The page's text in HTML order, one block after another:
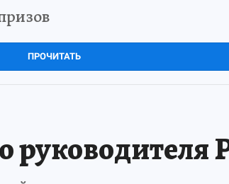
ПРОЧИТАТЬ
руководителя